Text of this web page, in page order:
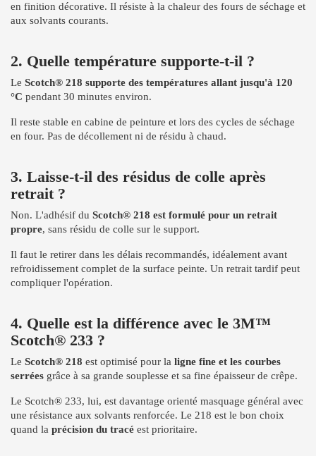
en finition décorative. Il résiste à la chaleur des fours de séchage et
aux solvants courants.
2. Quelle température supporte-t-il ?
Le Scotch® 218 supporte des températures allant jusqu'à 120
°C pendant 30 minutes environ.
Il reste stable en cabine de peinture et lors des cycles de séchage
en four. Pas de décollement ni de résidu à chaud.
3. Laisse-t-il des résidus de colle après
retrait ?
Non. L'adhésif du Scotch® 218 est formulé pour un retrait
propre, sans résidu de colle sur le support.
Il faut le retirer dans les délais recommandés, idéalement avant
refroidissement complet de la surface peinte. Un retrait tardif peut
compliquer l'opération.
4. Quelle est la différence avec le 3M™
Scotch® 233 ?
Le Scotch® 218 est optimisé pour la ligne fine et les courbes
serrées grâce à sa grande souplesse et sa fine épaisseur de crêpe.
Le Scotch® 233, lui, est davantage orienté masquage général avec
une résistance aux solvants renforcée. Le 218 est le bon choix
quand la précision du tracé est prioritaire.